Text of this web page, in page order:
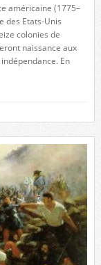
américaine (1775–
des Etats-Unis
colonies de
naissance aux
En